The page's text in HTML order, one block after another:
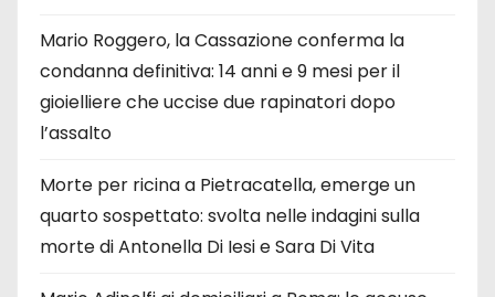
Mario Roggero, la Cassazione conferma la
condanna definitiva: 14 anni e 9 mesi per il
gioielliere che uccise due rapinatori dopo
l’assalto
Morte per ricina a Pietracatella, emerge un
quarto sospettato: svolta nelle indagini sulla
morte di Antonella Di Iesi e Sara Di Vita